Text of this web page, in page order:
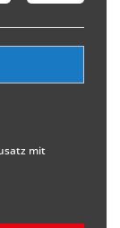
mit